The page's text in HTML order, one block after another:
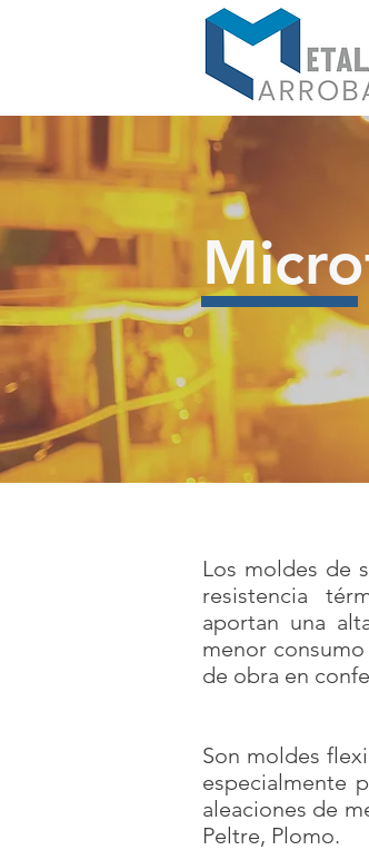
Los moldes de
resistencia
aportan una
menor
de obra en
Son moldes
especialmente
aleaciones de
Peltre, Plomo.